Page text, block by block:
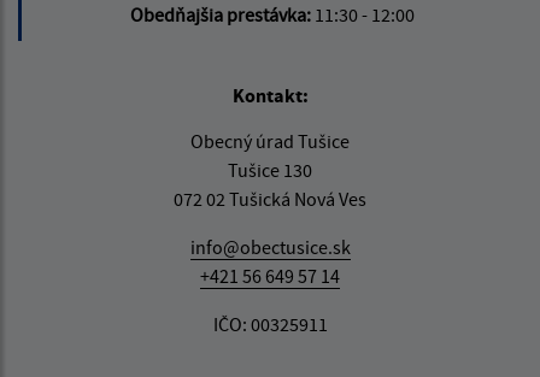
Obedňajšia prestávka: 11:30 - 12:00
Kontakt:
Obecný úrad Tušice
Tušice 130
072 02 Tušická Nová Ves
info@obectusice.sk
+421 56 649 57 14
IČO: 00325911